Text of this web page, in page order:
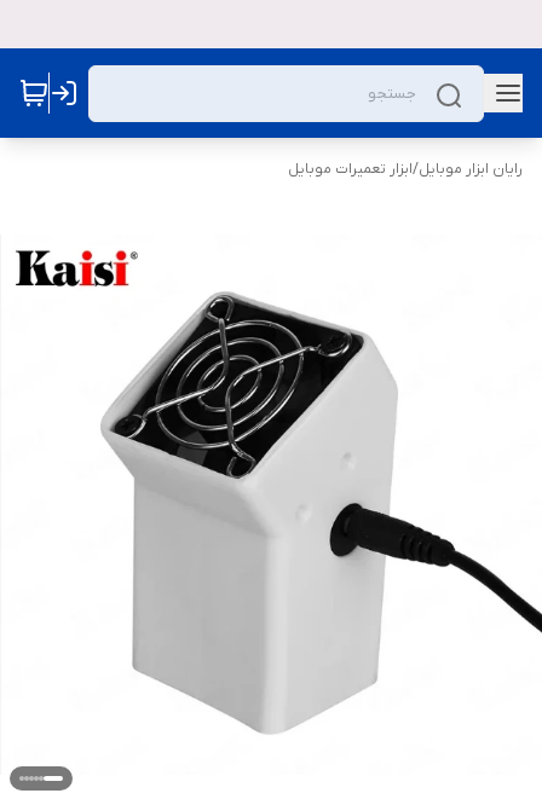
رایان ابزار موبایل/ابزار تعمیرات موبایل